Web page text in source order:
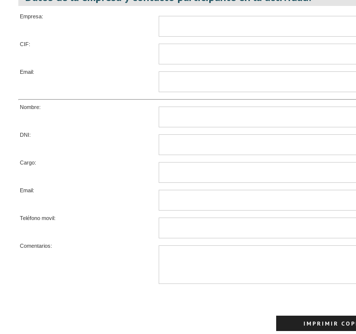
Empresa:
CIF:
Email:
Nombre:
DNI:
Cargo:
Email:
Teléfono movil:
Comentarios: